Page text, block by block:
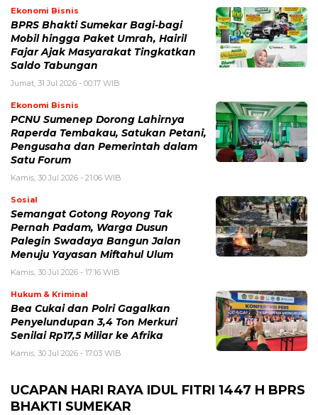
Ekonomi Bisnis
BPRS Bhakti Sumekar Bagi-bagi
Mobil hingga Paket Umrah, Hairil
Fajar Ajak Masyarakat Tingkatkan
Saldo Tabungan
Jumat, 31 Jul 2026 - 00:17 WIB
Ekonomi Bisnis
PCNU Sumenep Dorong Lahirnya
Raperda Tembakau, Satukan Petani,
Pengusaha dan Pemerintah dalam
Satu Forum
Kamis, 30 Jul 2026 - 21:06 WIB
Sosial
Semangat Gotong Royong Tak
Pernah Padam, Warga Dusun
Palegin Swadaya Bangun Jalan
Menuju Yayasan Miftahul Ulum
Kamis, 30 Jul 2026 - 17:16 WIB
Hukum & Kriminal
Bea Cukai dan Polri Gagalkan
Penyelundupan 3,4 Ton Merkuri
Senilai Rp17,5 Miliar ke Afrika
Kamis, 30 Jul 2026 - 17:03 WIB
UCAPAN HARI RAYA IDUL FITRI 1447 H BPRS
BHAKTI SUMEKAR